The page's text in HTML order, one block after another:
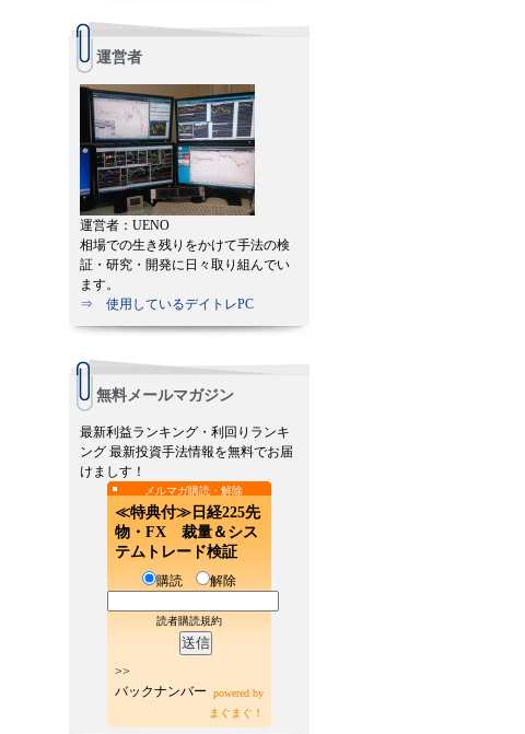
運営者
運営者：UENO
相場での生き残りをかけて手法の検
証・研究・開発に日々取り組んでい
ます。
⇒ 使用しているデイトレPC
無料メールマガジン
最新利益ランキング・利回りランキ
ング 最新投資手法情報を無料でお届
けましす！
メルマガ購読・解除
≪特典付≫日経225先
物・FX 裁量＆シス
テムトレード検証
購読 解除
読者購読規約
>>
バックナンバー
powered by
まぐまぐ！